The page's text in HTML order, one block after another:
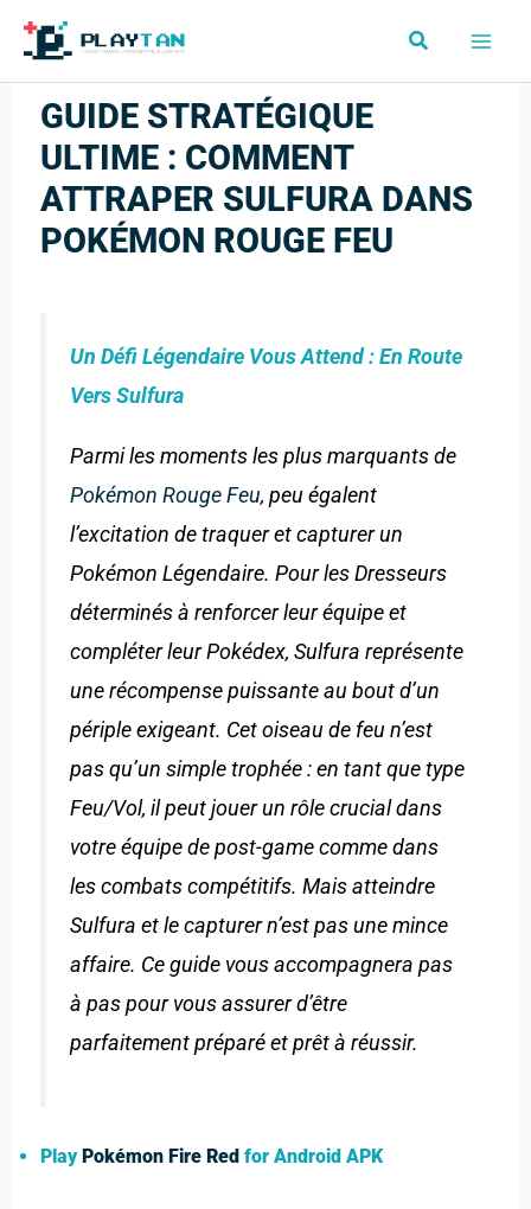
Aller
contenu
Rechercher
GUIDE STRATÉGIQUE
ULTIME : COMMENT
ATTRAPER SULFURA DANS
POKÉMON ROUGE FEU
Un Défi Légendaire Vous Attend : En Route
Vers Sulfura
Parmi les moments les plus marquants de
Pokémon Rouge Feu, peu égalent
l’excitation de traquer et capturer un
Pokémon Légendaire. Pour les Dresseurs
déterminés à renforcer leur équipe et
compléter leur Pokédex, Sulfura représente
une récompense puissante au bout d’un
périple exigeant. Cet oiseau de feu n’est
pas qu’un simple trophée : en tant que type
Feu/Vol, il peut jouer un rôle crucial dans
votre équipe de post-game comme dans
les combats compétitifs. Mais atteindre
Sulfura et le capturer n’est pas une mince
affaire. Ce guide vous accompagnera pas
à pas pour vous assurer d’être
parfaitement préparé et prêt à réussir.
Play Pokémon Fire Red for Android APK